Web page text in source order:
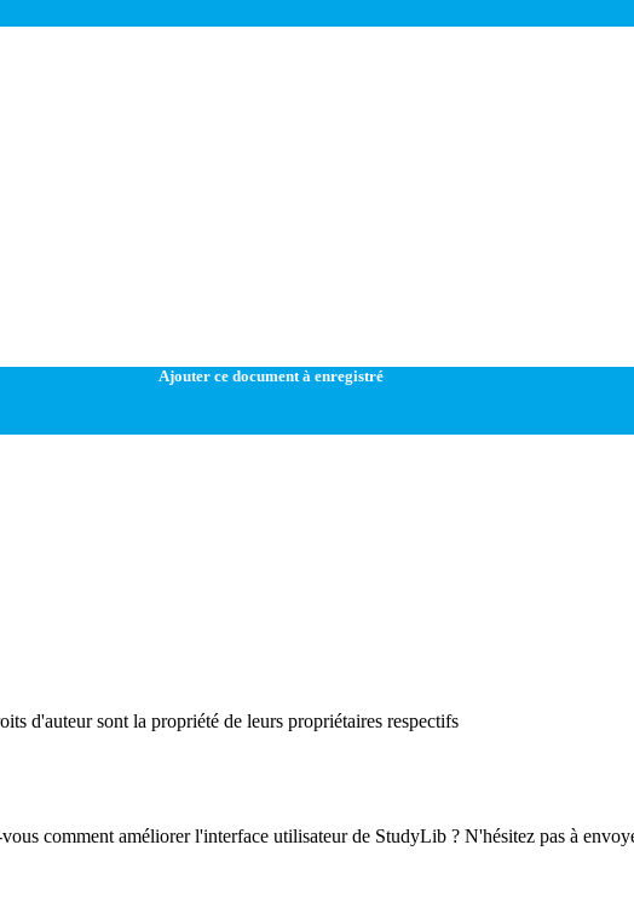
Ajouter ce document à enregistré
d'auteur sont la propriété de leurs propriétaires respectifs
comment améliorer l'interface utilisateur de StudyLib ? N'hésitez pas à